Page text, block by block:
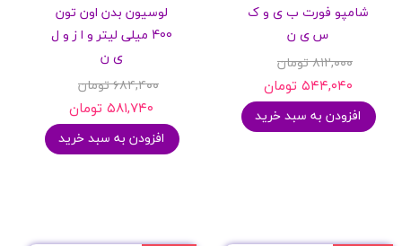
شامپو فورت ب ی و ک
س ی ن
۸۱۲,۰۰۰ تومان
۵۴۴,۰۴۰ تومان
افزودن به سبد خرید
لوسیون بدن اون تون
400 میلی لیتر و ا ز و ل
ی ن
۶۸۴,۴۰۰ تومان
۵۸۱,۷۴۰ تومان
افزودن به سبد خرید